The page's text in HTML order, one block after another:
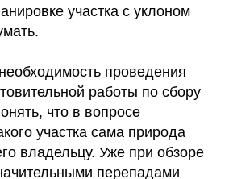
участка с уклоном
проведения
работы по сбору
что в вопросе
участка сама природа
владельцу. Уже при обзоре
перепадами